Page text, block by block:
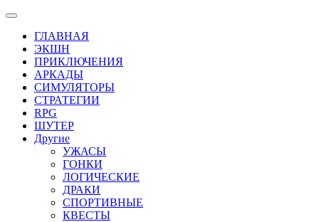
ГЛАВНАЯ
ЭКШН
ПРИКЛЮЧЕНИЯ
АРКАДЫ
СИМУЛЯТОРЫ
СТРАТЕГИИ
RPG
ШУТЕР
Другие
УЖАСЫ
ГОНКИ
ЛОГИЧЕСКИЕ
ДРАКИ
СПОРТИВНЫЕ
КВЕСТЫ